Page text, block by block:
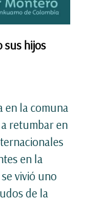
sus hijos
en la comuna
retumbar en
en la
vivió uno
de la